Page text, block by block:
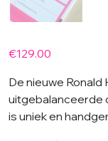
€129.00
De nieuwe
uitgebalanceerde
is uniek en